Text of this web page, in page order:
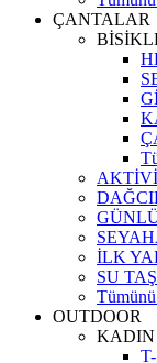
ÇANTALAR
İLK
SU
OUTDOOR